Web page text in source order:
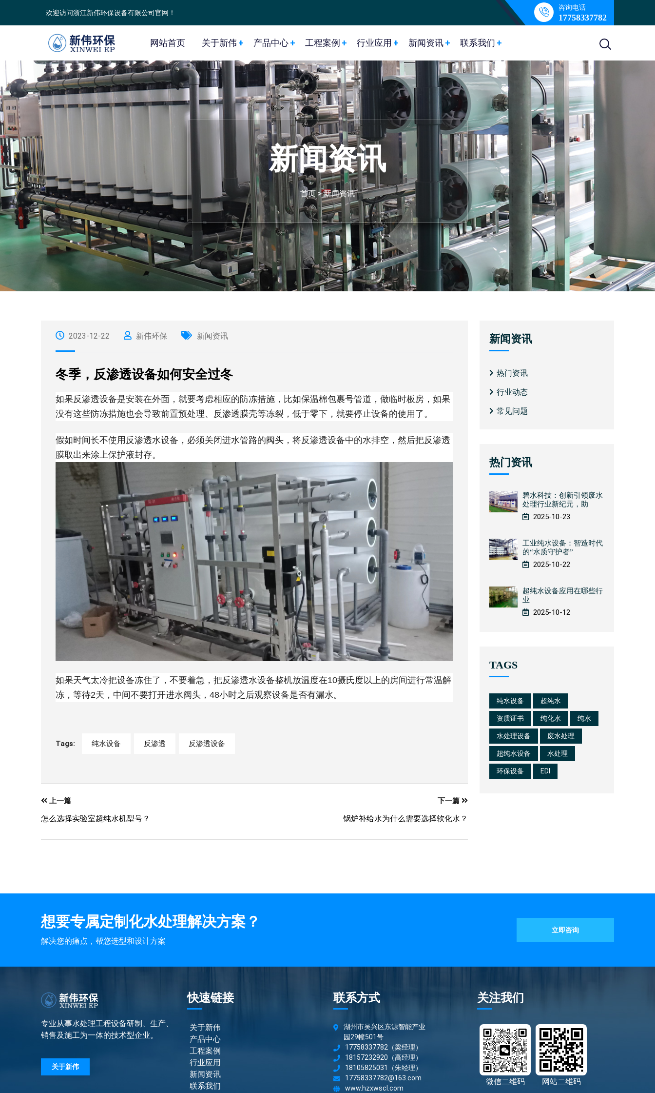
欢迎访问浙江新伟环保设备有限公司官网！
咨询电话
17758337782
网站首页 关于新伟 产品中心 工程案例 行业应用 新闻资讯 联系我们
新闻资讯
首页 >新闻资讯
2023-12-22 新伟环保 新闻资讯
冬季，反渗透设备如何安全过冬
如果反渗透设备是安装在外面，就要考虑相应的防冻措施，比如保温棉包裹号管道，做临时板房，如果
没有这些防冻措施也会导致前置预处理、反渗透膜壳等冻裂，低于零下，就要停止设备的使用了。
假如时间长不使用反渗透水设备，必须关闭进水管路的阀头，将反渗透设备中的水排空，然后把反渗透
膜取出来涂上保护液封存。
如果天气太冷把设备冻住了，不要着急，把反渗透水设备整机放温度在10摄氏度以上的房间进行常温解
冻，等待2天，中间不要打开进水阀头，48小时之后观察设备是否有漏水。
Tags: 纯水设备 反渗透 反渗透设备
上一篇
怎么选择实验室超纯水机型号？
下一篇
锅炉补给水为什么需要选择软化水？
新闻资讯
热门资讯
行业动态
常见问题
热门资讯
碧水科技：创新引领废水
处理行业新纪元，助
2025-10-23
工业纯水设备：智造时代
的“水质守护者”
2025-10-22
超纯水设备应用在哪些行
业
2025-10-12
TAGS
纯水设备 超纯水
资质证书 纯化水 纯水
水处理设备 废水处理
超纯水设备 水处理
环保设备 EDI
想要专属定制化水处理解决方案？
解决您的痛点，帮您选型和设计方案
立即咨询
专业从事水处理工程设备研制、生产、
销售及施工为一体的技术型企业。
关于新伟
快速链接
关于新伟
产品中心
工程案例
行业应用
新闻资讯
联系我们
联系方式
湖州市吴兴区东源智能产业
园29幢501号
17758337782（梁经理）
18157232920（高经理）
18105825031（朱经理）
17758337782@163.com
www.hzxwscl.com
关注我们
微信二维码 网站二维码